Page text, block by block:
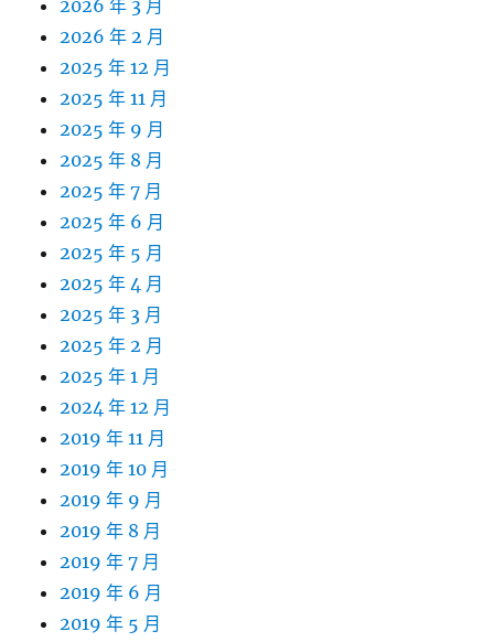
2026 年 3 月
2026 年 2 月
2025 年 12 月
2025 年 11 月
2025 年 9 月
2025 年 8 月
2025 年 7 月
2025 年 6 月
2025 年 5 月
2025 年 4 月
2025 年 3 月
2025 年 2 月
2025 年 1 月
2024 年 12 月
2019 年 11 月
2019 年 10 月
2019 年 9 月
2019 年 8 月
2019 年 7 月
2019 年 6 月
2019 年 5 月